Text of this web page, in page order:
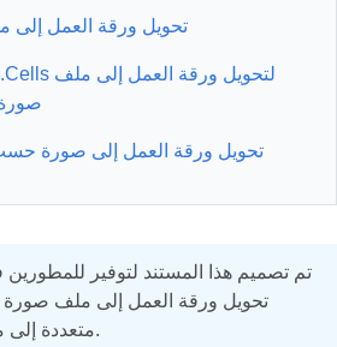
تحويل ورقة العمل
تحويل ورقة العمل إلى صورة
تم تصميم هذا المستند لتوفير
تحويل ورقة العمل إلى ملف
متعددة إلى ملف صورة لكل صفحة.